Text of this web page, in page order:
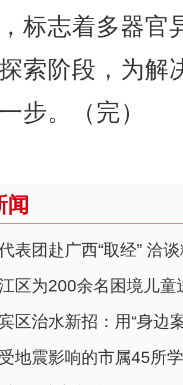
标志着多器官
索阶段，为解
步。（完）
闻
表团赴广西“取经” 洽
区为200余名困境儿童
区治水新招：用“身边
地震影响的市属45所